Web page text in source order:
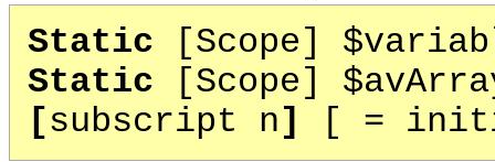
Static [Scope]
Static [Scope]
[subscript n] [ =